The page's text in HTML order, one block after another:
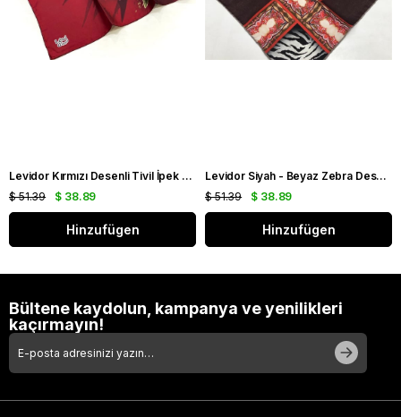
Levidor Kırmızı Desenli Tivil İpek Eşarp 19086
$ 38.89
$ 51.39
Hinzufügen
Levidor Siyah - Beyaz Zebra Desen Tivil İpek Eşarp 20808
$ 38.89
$ 51.39
Hinzufügen
Bültene kaydolun, kampanya ve yenilikleri
kaçırmayın!